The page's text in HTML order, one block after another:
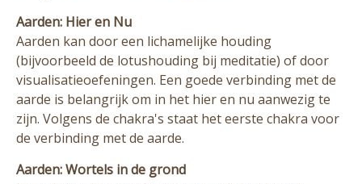
Aarden: Hier en Nu
Aarden kan door een lichamelijke houding
(bijvoorbeeld de lotushouding bij meditatie) of door
visualisatieoefeningen. Een goede verbinding met de
aarde is belangrijk om in het hier en nu aanwezig te
zijn. Volgens de chakra's staat het eerste chakra voor
de verbinding met de aarde.
Aarden: Wortels in de grond